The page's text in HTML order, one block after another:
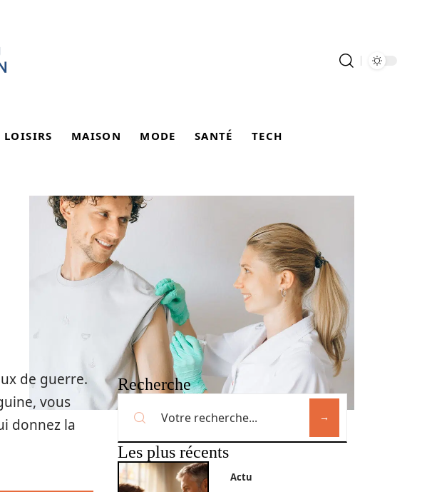
LOISIRS MAISON MODE SANTÉ TECH
de guerre.
vous
donnez la
Recherche
Les plus récents
Actu